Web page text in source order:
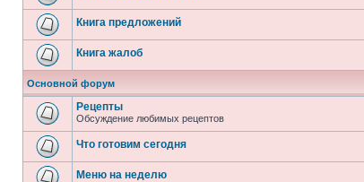
Книга предложений
Книга жалоб
Основной форум
Рецепты
Обсуждение любимых рецептов
Что готовим сегодня
Меню на неделю